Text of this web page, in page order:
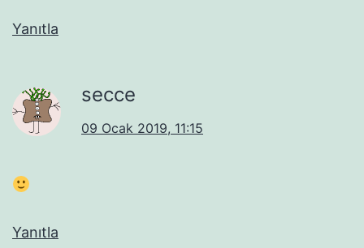
Yanıtla
secce
09 Ocak 2019, 11:15
Yanıtla